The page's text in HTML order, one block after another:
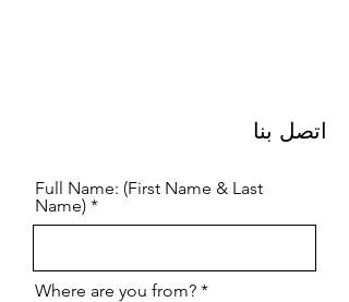
اتصل بنا
Full Name: (First Name & Last
Name)
Where are you from?